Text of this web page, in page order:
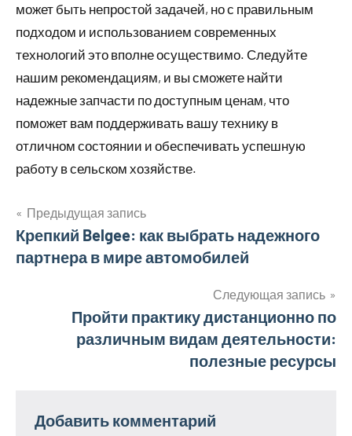
может быть непростой задачей, но с правильным
подходом и использованием современных
технологий это вполне осуществимо. Следуйте
нашим рекомендациям, и вы сможете найти
надежные запчасти по доступным ценам, что
поможет вам поддерживать вашу технику в
отличном состоянии и обеспечивать успешную
работу в сельском хозяйстве.
Навигация
по
Предыдущая запись
Крепкий Belgee: как выбрать надежного
партнера в мире автомобилей
Следующая запись
Пройти практику дистанционно по
различным видам деятельности:
полезные ресурсы
Добавить комментарий